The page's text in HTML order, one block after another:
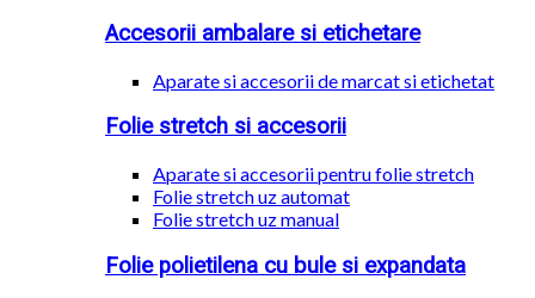
Accesorii ambalare si etichetare
Aparate si accesorii de marcat si etichetat
Folie stretch si accesorii
Aparate si accesorii pentru folie stretch
Folie stretch uz automat
Folie stretch uz manual
Folie polietilena cu bule si expandata